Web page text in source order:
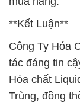
**Kết Luận**
Công Ty Hóa
tác đáng tin
Hóa chất
Trùng, đồng